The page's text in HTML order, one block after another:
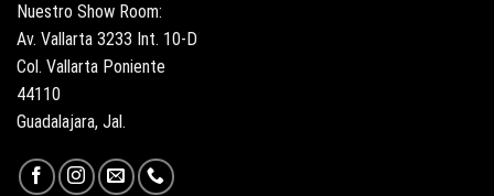
Nuestro Show Room:
Av. Vallarta 3233 Int. 10-D
Col. Vallarta Poniente
44110
Guadalajara, Jal.